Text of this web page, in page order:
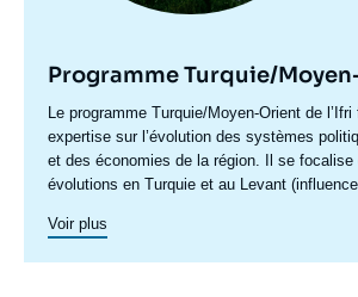
Programme Turquie/
Accroche
centre
Le programme Turquie/Moyen-Orient de
expertise sur l’évolution des systèmes
et des économies de la région. Il se focalise
évolutions en Turquie et au Levant
recompositions diplomatiques), et également
Voir plus